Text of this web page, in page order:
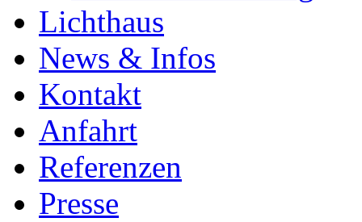
Lichthaus
News & Infos
Kontakt
Anfahrt
Referenzen
Presse